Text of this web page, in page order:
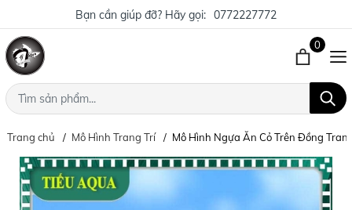
Bạn cần giúp đỡ? Hãy gọi: 0772227772
0
Trang chủ Mô Hình Trang Trí Mô Hình Ngựa Ăn Cỏ Trên Đồng